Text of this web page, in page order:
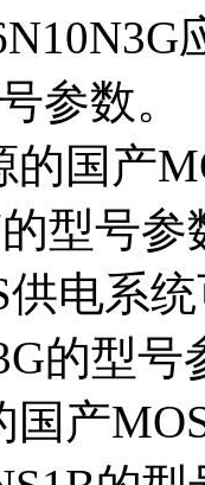
参数。
的国产
型号参
供电系
的型号
国产